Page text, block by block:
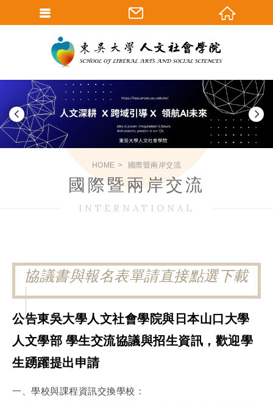
HOME 國際暨兩岸交流
國際暨兩岸交流
INTERNATIONAL
協議書與報名表單請直接點選下載
公告東吳大學人文社會學院與日本山口大學
人文學部 學生交流協議與招生資訊，歡迎學
生踴躍提出申請
一、學校與課程資訊交換學校：